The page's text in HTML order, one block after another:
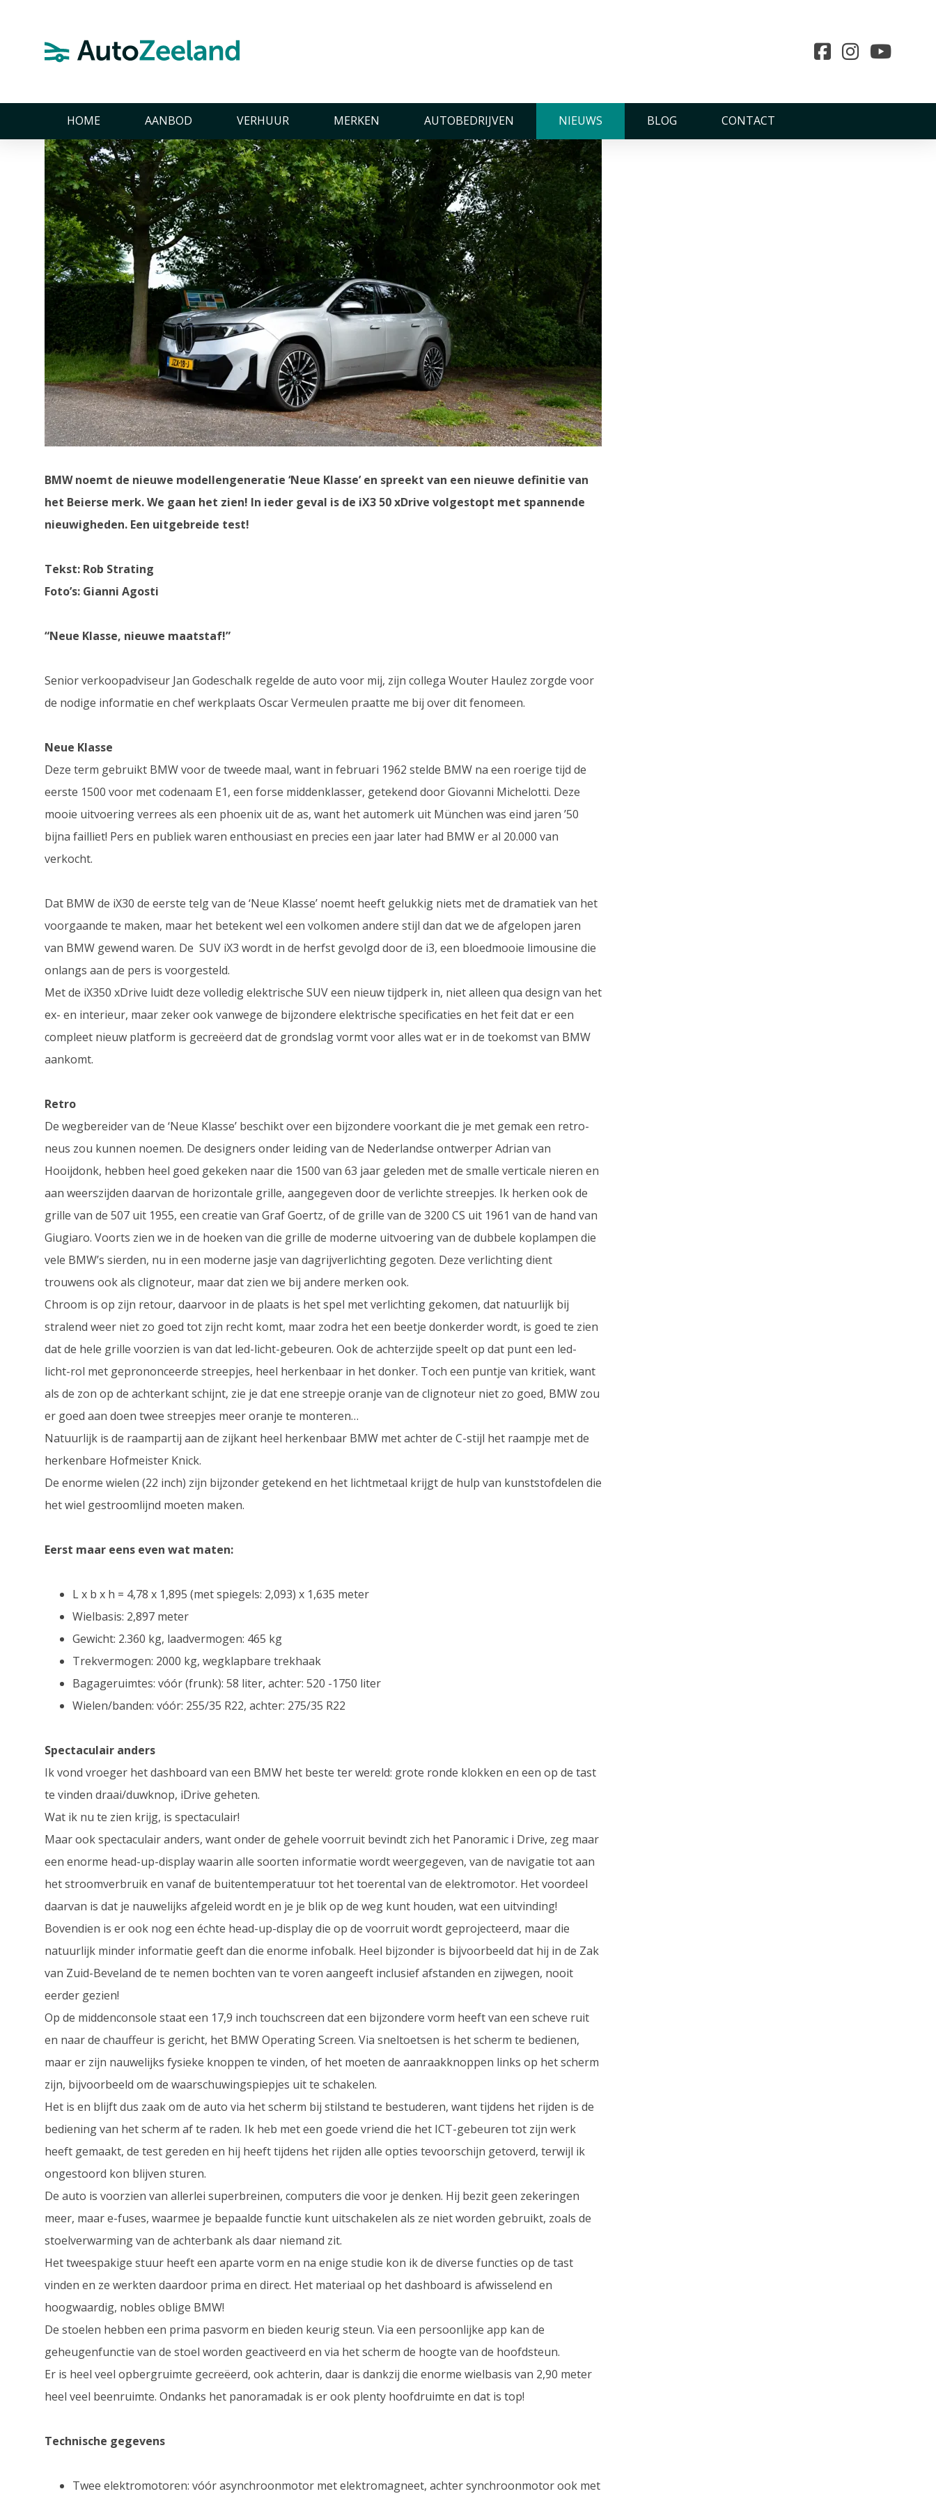
HOME AANBOD VERHUUR MERKEN AUTOBEDRIJVEN NIEUWS BLOG CONTACT
AutoZeelandtest van de BMW iX3 50 xDrive
26 mei 2026
BMW noemt de nieuwe modellengeneratie ‘Neue Klasse’ en spreekt van een nieuwe definitie van
het Beierse merk. We gaan het zien! In ieder geval is de iX3 50 xDrive volgestopt met spannende
nieuwigheden. Een uitgebreide test!
Tekst: Rob Strating
Foto’s: Gianni Agosti
“Neue Klasse, nieuwe maatstaf!”
Senior verkoopadviseur Jan Godeschalk regelde de auto voor mij, zijn collega Wouter Haulez zorgde voor
de nodige informatie en chef werkplaats Oscar Vermeulen praatte me bij over dit fenomeen.
Neue Klasse
Deze term gebruikt BMW voor de tweede maal, want in februari 1962 stelde BMW na een roerige tijd de
eerste 1500 voor met codenaam E1, een forse middenklasser, getekend door Giovanni Michelotti. Deze
mooie uitvoering verrees als een phoenix uit de as, want het automerk uit München was eind jaren ’50
bijna failliet! Pers en publiek waren enthousiast en precies een jaar later had BMW er al 20.000 van
verkocht.
Dat BMW de iX30 de eerste telg van de ‘Neue Klasse’ noemt heeft gelukkig niets met de dramatiek van het
voorgaande te maken, maar het betekent wel een volkomen andere stijl dan dat we de afgelopen jaren
van BMW gewend waren. De SUV iX3 wordt in de herfst gevolgd door de i3, een bloedmooie limousine die
onlangs aan de pers is voorgesteld.
Met de iX350 xDrive luidt deze volledig elektrische SUV een nieuw tijdperk in, niet alleen qua design van het
ex- en interieur, maar zeker ook vanwege de bijzondere elektrische specificaties en het feit dat er een
compleet nieuw platform is gecreëerd dat de grondslag vormt voor alles wat er in de toekomst van BMW
aankomt.
Retro
De wegbereider van de ‘Neue Klasse’ beschikt over een bijzondere voorkant die je met gemak een retro-
neus zou kunnen noemen. De designers onder leiding van de Nederlandse ontwerper Adrian van
Hooijdonk, hebben heel goed gekeken naar die 1500 van 63 jaar geleden met de smalle verticale nieren en
aan weerszijden daarvan de horizontale grille, aangegeven door de verlichte streepjes. Ik herken ook de
grille van de 507 uit 1955, een creatie van Graf Goertz, of de grille van de 3200 CS uit 1961 van de hand van
Giugiaro. Voorts zien we in de hoeken van die grille de moderne uitvoering van de dubbele koplampen die
vele BMW’s sierden, nu in een moderne jasje van dagrijverlichting gegoten. Deze verlichting dient
trouwens ook als clignoteur, maar dat zien we bij andere merken ook.
Chroom is op zijn retour, daarvoor in de plaats is het spel met verlichting gekomen, dat natuurlijk bij
stralend weer niet zo goed tot zijn recht komt, maar zodra het een beetje donkerder wordt, is goed te zien
dat de hele grille voorzien is van dat led-licht-gebeuren. Ook de achterzijde speelt op dat punt een led-
licht-rol met geprononceerde streepjes, heel herkenbaar in het donker. Toch een puntje van kritiek, want
als de zon op de achterkant schijnt, zie je dat ene streepje oranje van de clignoteur niet zo goed, BMW zou
er goed aan doen twee streepjes meer oranje te monteren…
Natuurlijk is de raampartij aan de zijkant heel herkenbaar BMW met achter de C-stijl het raampje met de
herkenbare Hofmeister Knick.
De enorme wielen (22 inch) zijn bijzonder getekend en het lichtmetaal krijgt de hulp van kunststofdelen die
het wiel gestroomlijnd moeten maken.
Eerst maar eens even wat maten:
L x b x h = 4,78 x 1,895 (met spiegels: 2,093) x 1,635 meter
Wielbasis: 2,897 meter
Gewicht: 2.360 kg, laadvermogen: 465 kg
Trekvermogen: 2000 kg, wegklapbare trekhaak
Bagageruimtes: vóór (frunk): 58 liter, achter: 520 -1750 liter
Wielen/banden: vóór: 255/35 R22, achter: 275/35 R22
Spectaculair anders
Ik vond vroeger het dashboard van een BMW het beste ter wereld: grote ronde klokken en een op de tast
te vinden draai/duwknop, iDrive geheten.
Wat ik nu te zien krijg, is spectaculair!
Maar ook spectaculair anders, want onder de gehele voorruit bevindt zich het Panoramic i Drive, zeg maar
een enorme head-up-display waarin alle soorten informatie wordt weergegeven, van de navigatie tot aan
het stroomverbruik en vanaf de buitentemperatuur tot het toerental van de elektromotor. Het voordeel
daarvan is dat je nauwelijks afgeleid wordt en je je blik op de weg kunt houden, wat een uitvinding!
Bovendien is er ook nog een échte head-up-display die op de voorruit wordt geprojecteerd, maar die
natuurlijk minder informatie geeft dan die enorme infobalk. Heel bijzonder is bijvoorbeeld dat hij in de Zak
van Zuid-Beveland de te nemen bochten van te voren aangeeft inclusief afstanden en zijwegen, nooit
eerder gezien!
Op de middenconsole staat een 17,9 inch touchscreen dat een bijzondere vorm heeft van een scheve ruit
en naar de chauffeur is gericht, het BMW Operating Screen. Via sneltoetsen is het scherm te bedienen,
maar er zijn nauwelijks fysieke knoppen te vinden, of het moeten de aanraakknoppen links op het scherm
zijn, bijvoorbeeld om de waarschuwingspiepjes uit te schakelen.
Het is en blijft dus zaak om de auto via het scherm bij stilstand te bestuderen, want tijdens het rijden is de
bediening van het scherm af te raden. Ik heb met een goede vriend die het ICT-gebeuren tot zijn werk
heeft gemaakt, de test gereden en hij heeft tijdens het rijden alle opties tevoorschijn getoverd, terwijl ik
ongestoord kon blijven sturen.
De auto is voorzien van allerlei superbreinen, computers die voor je denken. Hij bezit geen zekeringen
meer, maar e-fuses, waarmee je bepaalde functie kunt uitschakelen als ze niet worden gebruikt, zoals de
stoelverwarming van de achterbank als daar niemand zit.
Het tweespakige stuur heeft een aparte vorm en na enige studie kon ik de diverse functies op de tast
vinden en ze werkten daardoor prima en direct. Het materiaal op het dashboard is afwisselend en
hoogwaardig, nobles oblige BMW!
De stoelen hebben een prima pasvorm en bieden keurig steun. Via een persoonlijke app kan de
geheugenfunctie van de stoel worden geactiveerd en via het scherm de hoogte van de hoofdsteun.
Er is heel veel opbergruimte gecreëerd, ook achterin, daar is dankzij die enorme wielbasis van 2,90 meter
heel veel beenruimte. Ondanks het panoramadak is er ook plenty hoofdruimte en dat is top!
Technische gegevens
Twee elektromotoren: vóór asynchroonmotor met elektromagneet, achter synchroonmotor ook met